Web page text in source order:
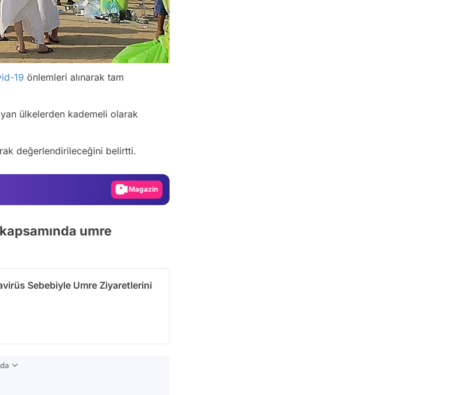
19 önlemleri alınarak tam
ülkelerden kademeli olarak
değerlendirileceğini belirtti.
Magazin
umre
Sebebiyle Umre Ziyaretlerini